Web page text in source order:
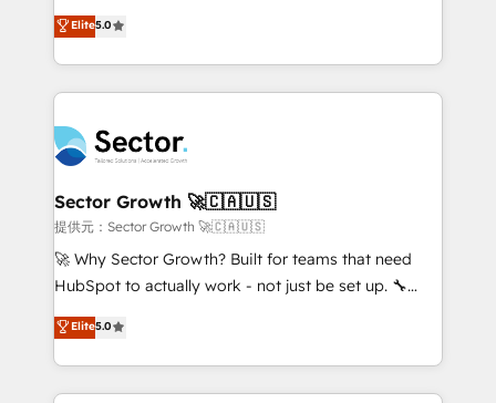
Oferecemos ainda agentes de IA especializados em
HubSpot que automatizam tarefas executam rotinas
empresas em 13 países utilizam a Nexforce. Somos
a maior parceira da HubSpot na América Latina e
líder no ranking global de sucesso do cliente da
HubSpot.
one of HubSpot's most experienced and technically
capable Agency Partners globally. We specialise in
complex CRM migrations, implementations,
integrations, custom CMS portal development,
businesses. Our teams are based in North America
and APAC. We are HubSpot's top-ranked Advanced
Implementation Certified Partner and we contribute
to their advisory council. We strive to do 'good work
with good people' and have worked with incredible
brands. You can see some of them on our website,
Elite5.0
Sector Growth 🚀🇨🇦🇺🇸
提供元：Sector Growth 🚀🇨🇦🇺🇸
🚀 Why Sector Growth? Built for teams that need
HubSpot to actually work - not just be set up. 🔧
HubSpot Experts: Onboarding, migrations,
automation, and training built for adoption. ⚡ Highly
Technical Execution: ERP, EMR and Custom
Integrations; complex builds delivered in weeks, not
Elite5.0